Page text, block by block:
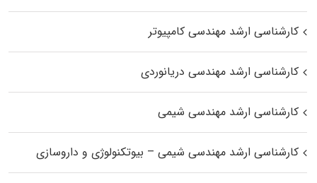
کارشناسی ارشد مهندسی کامپیوتر
کارشناسی ارشد مهندسی دریانوردی
کارشناسی ارشد مهندسی شیمی
کارشناسی ارشد مهندسی شیمی – بیوتکنولوژی و داروسازی